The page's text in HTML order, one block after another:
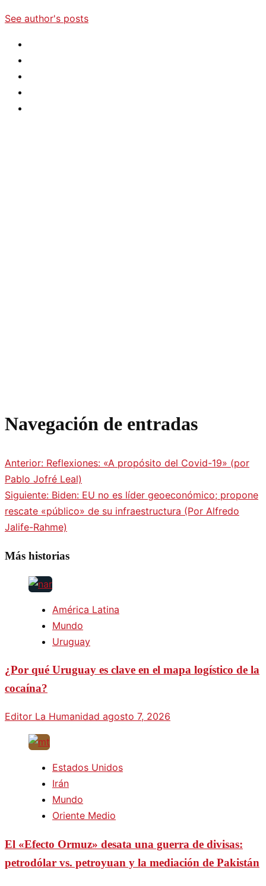
See author's posts
Navegación de entradas
Anterior: Reflexiones: «A propósito del Covid-19» (por
Pablo Jofré Leal)
Siguiente: Biden: EU no es líder geoeconómico; propone
rescate «público» de su infraestructura (Por Alfredo
Jalife-Rahme)
Más historias
América Latina
Mundo
Uruguay
¿Por qué Uruguay es clave en el mapa logístico de la
cocaína?
Editor La Humanidad agosto 7, 2026
Estados Unidos
Irán
Mundo
Oriente Medio
El «Efecto Ormuz» desata una guerra de divisas:
petrodólar vs. petroyuan y la mediación de Pakistán